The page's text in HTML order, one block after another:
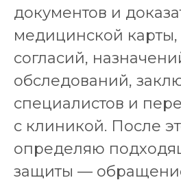
документов и
медицинской
согласий,
обследований,
специалистов и
с клиникой. После
определяю
защиты —